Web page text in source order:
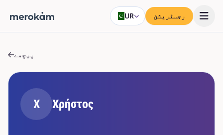
UR رجسٹریشن
پیچھے
Χ Χρήστος